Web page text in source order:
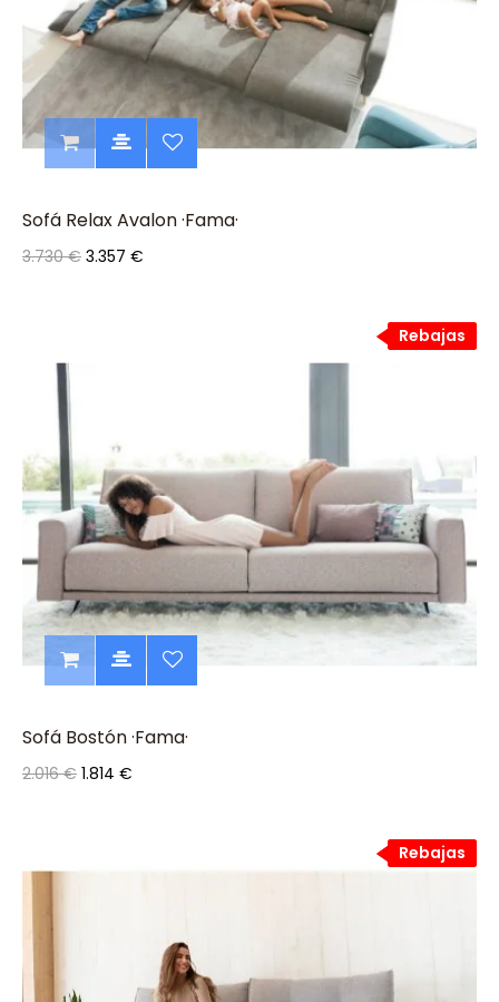
Sofá Relax Avalon ·Fama·
3.730 € 3.357 €
Rebajas
Rebajas
Sofá Bostón ·Fama·
2.016 € 1.814 €
Rebajas
Rebajas